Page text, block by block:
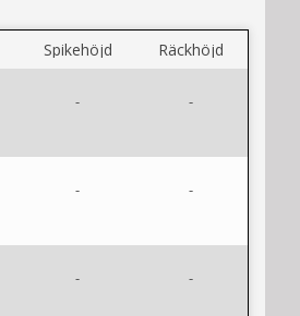
Spikehöjd Räckhöjd
- -
- -
- -